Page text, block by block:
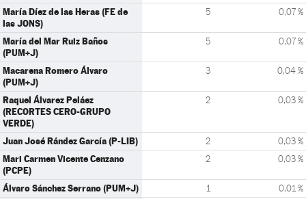
María Díez de las Heras (FE de
las JONS)
5 0,07 %
María del Mar Ruiz Baños
(PUM+J)
5 0,07 %
Macarena Romero Álvaro
(PUM+J)
3 0,04 %
Raquel Álvarez Peláez
(RECORTES CERO-GRUPO
VERDE)
2 0,03 %
Juan José Rández García (P-LIB) 2 0,03 %
Mari Carmen Vicente Cenzano
(PCPE)
2 0,03 %
Álvaro Sánchez Serrano (PUM+J) 1 0,01 %